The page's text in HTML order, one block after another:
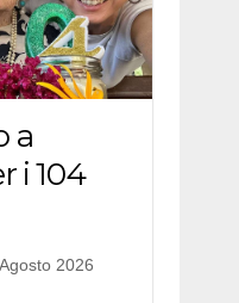
a
i 104
2026